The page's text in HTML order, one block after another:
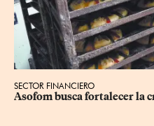
SECTOR FINANCIERO
Asofom busca fortalecer la